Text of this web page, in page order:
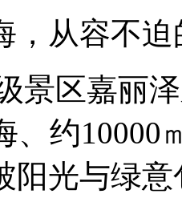
从容不迫
区嘉丽泽
、约
阳光与绿